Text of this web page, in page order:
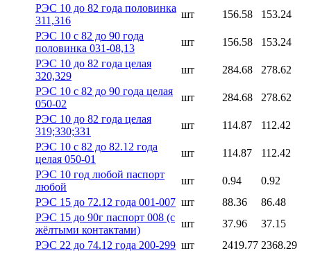
РЭС 10 до 82 года половинка
311,316
шт 156.58
153.24
РЭС 10 с 82 до 90 года
половинка 031-08,13
шт 156.58
153.24
РЭС 10 до 82 года целая
320,329
шт 284.68
278.62
РЭС 10 с 82 до 90 года целая
050-02
шт 284.68
278.62
РЭС 10 до 82 года целая
319;330;331
шт 114.87
112.42
РЭС 10 с 82 до 82.12 года
целая 050-01
шт 114.87
112.42
РЭС 10 год любой паспорт
любой
шт 0.94
0.92
РЭС 15 до 72.12 года 001-007 шт 88.36
86.48
РЭС 15 до 90г паспорт 008 (с
жёлтыми контактами)
шт 37.96
37.15
РЭС 22 до 74.12 года 200-299 шт 2419.77 2368.29